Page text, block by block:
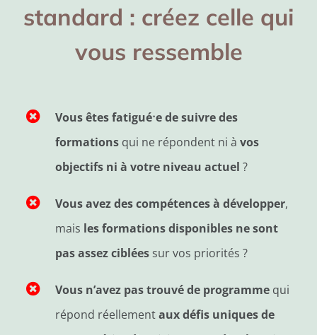
standard : créez celle qui
vous ressemble
Vous êtes fatigué·ede suivre des
formationsqui ne répondent ni à vos
objectifs ni à votre niveau actuel ?
Vous avez des compétences à développer,
mais les formations disponibles ne sont
pas assez cibléessur vos priorités ?
Vous n’avez pas trouvé de programmequi
répond réellementaux défis uniques de